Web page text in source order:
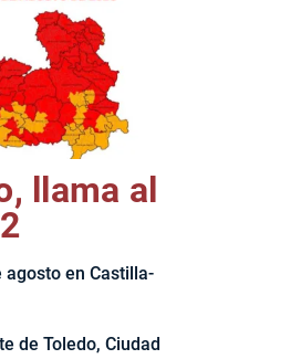
llama al
agosto en Castilla-
de Toledo, Ciudad